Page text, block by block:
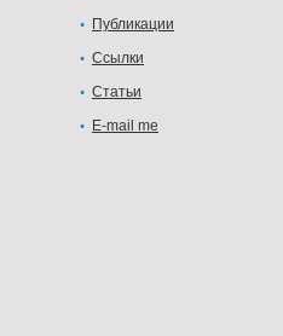
Публикации
Ссылки
Статьи
E-mail me